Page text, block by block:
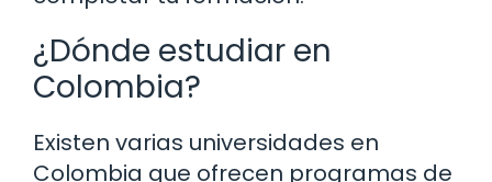
¿Dónde estudiar en
Colombia?
Existen varias universidades en
Colombia que ofrecen programas de